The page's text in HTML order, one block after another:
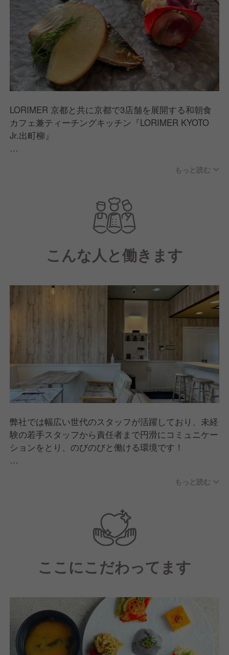
LORIMER 京都と共に京都で3店舗を展開する和朝食
カフェ兼ティーチングキッチン『LORIMER KYOTO
Jr.出町柳』
〜ニューヨーク生まれの定食屋〜を京都へ逆輸入し
た”和食カフェダイニング”
国内外から高い支持が集まるメディアでも注目の人気
もっと読む
こんな人と働きます
弊社では幅広い世代のスタッフが活躍しており、未経
験の若手スタッフから責任者まで円滑にコミュニケー
ションをとり、のびのびと働ける環境です！
いキャリアアップが可能な環境です！
もっと読む
ここにこだわってます